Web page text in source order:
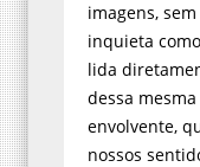
imagens,
inquieta
lida
dessa
envolvente,
nossos